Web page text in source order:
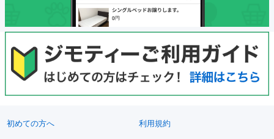
初めての方へ 利用規約